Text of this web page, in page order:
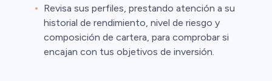
Revisa sus perfiles, prestando atención a su
historial de rendimiento, nivel de riesgo y
composición de cartera, para comprobar si
encajan con tus objetivos de inversión.